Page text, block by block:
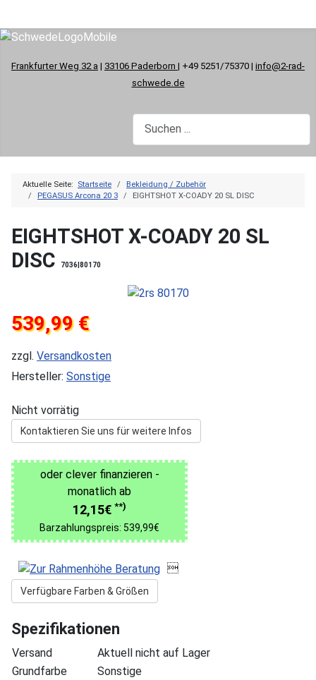
Frankfurter Weg 32 a | 33106 Paderborn | +49 5251/75370 | info@2-rad-
schwede.de
Aktuelle Seite: Startseite
Bekleidung / Zubehör
PEGASUS Arcona 20 3
EIGHTSHOT X-COADY 20 SL DISC
EIGHTSHOT X-COADY 20 SL
DISC
7036|80170
539,99 €
zzgl. Versandkosten
Hersteller: Sonstige
Nicht vorrätig
Kontaktieren Sie uns für weitere Infos
oder clever finanzieren -
monatlich ab
12,15€ **)
Barzahlungspreis: 539,99€

Verfügbare Farben & Größen
Spezifikationen
Versand
Aktuell nicht auf Lager
Grundfarbe
Sonstige